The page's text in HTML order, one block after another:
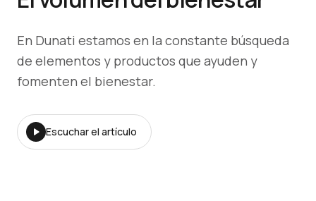
Escritorios
Almacenamiento
Cabinas
acústicas
Recepciones
Outdoor
Programa
Iniciar
Sostenibilidad
En Dunati estamos en la constante búsqueda
de elementos y productos que ayuden y
fomenten el bienestar.
Escuchar el artículo